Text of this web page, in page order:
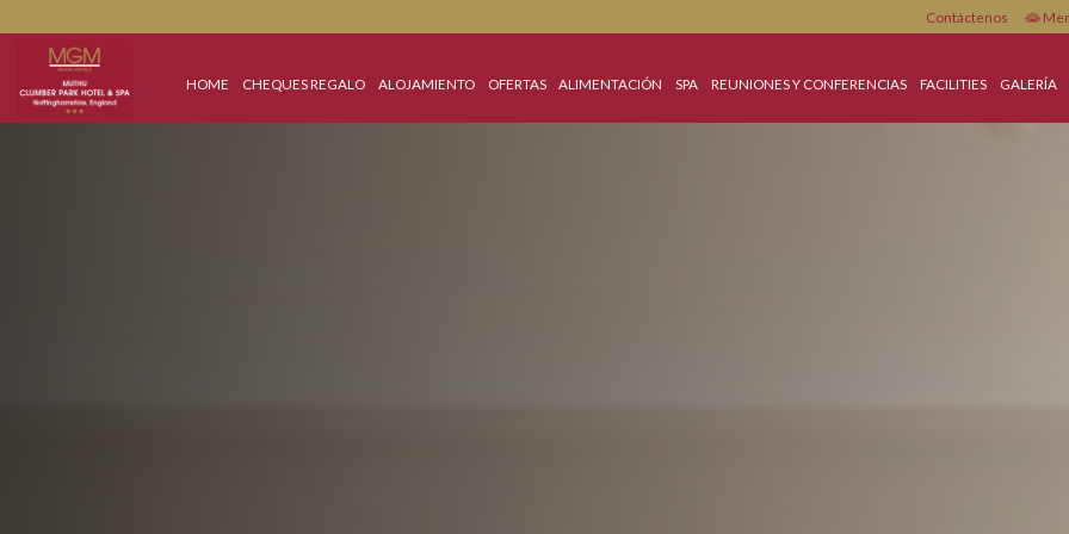
HOME CHEQUES REGALO ALOJAMIENTO OFERTAS ALIMENTACIÓN SPA REUNIONES Y CONFERENCIAS